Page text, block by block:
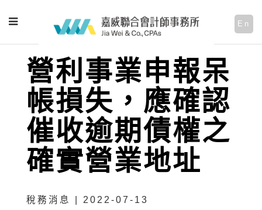
En
營利事業申報呆
帳損失，應確認
催收逾期債權之
確實營業地址
稅務消息 | 2022-07-13